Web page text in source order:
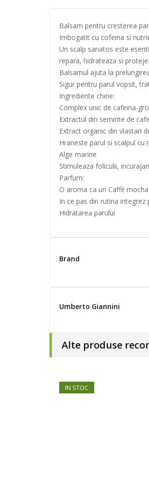
Balsam pentru cresterea
Imbogatit cu cofeina si
Un scalp sanatos este
repara, hidrateaza si
Balsamul ajuta la
Sigur pentru parul vopsit,
Ingrediente cheie:
Complex unic de cafeina-gro
Extractul din seminte de
Extract organic din vlastari
Hraneste parul si scalpul cu
Alge marine
Stimuleaza foliculii,
Parfum:
O aroma ca un Caffè
In ce pas din rutina integrez
Hidratarea parului
Brand
Umberto Giannini
Alte produse
IN STOC